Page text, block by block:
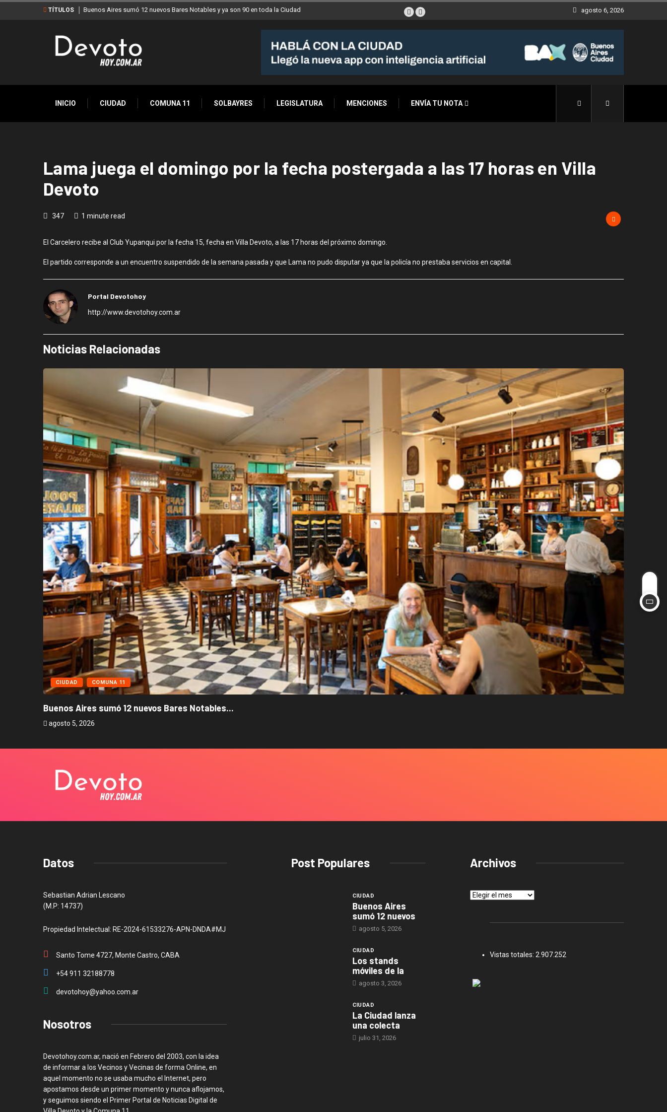
TÍTULOS Buenos Aires sumó 12 nuevos Bares Notables y ya son 90 en toda la Ciudad agosto 6, 2026
INICIO CIUDAD COMUNA 11 SOLBAYRES LEGISLATURA MENCIONES ENVÍA TU NOTA
Lama juega el domingo por la fecha postergada a las 17 horas en Villa
Devoto
347 1 minute read
El Carcelero recibe al Club Yupanqui por la fecha 15, fecha en Villa Devoto, a las 17 horas del próximo domingo.
El partido corresponde a un encuentro suspendido de la semana pasada y que Lama no pudo disputar ya que la policía no prestaba servicios en capital.
Portal Devotohoy
http://www.devotohoy.com.ar
Noticias Relacionadas
CIUDAD COMUNA 11
Buenos Aires sumó 12 nuevos Bares Notables...
agosto 5, 2026
Datos
Sebastian Adrian Lescano
(M.P: 14737)
Propiedad Intelectual: RE-2024-61533276-APN-DNDA#MJ
Santo Tome 4727, Monte Castro, CABA
+54 911 32188778
devotohoy@yahoo.com.ar
Nosotros
Devotohoy.com.ar, nació en Febrero del 2003, con la idea
de informar a los Vecinos y Vecinas de forma Online, en
aquel momento no se usaba mucho el Internet, pero
apostamos desde un primer momento y nunca aflojamos,
y seguimos siendo el Primer Portal de Noticias Digital de
Post Populares
CIUDAD
Buenos Aires
sumó 12 nuevos
agosto 5, 2026
CIUDAD
Los stands
móviles de la
agosto 3, 2026
CIUDAD
La Ciudad lanza
una colecta
julio 31, 2026
Archivos
Archivos
Vistas totales: 2.907.252